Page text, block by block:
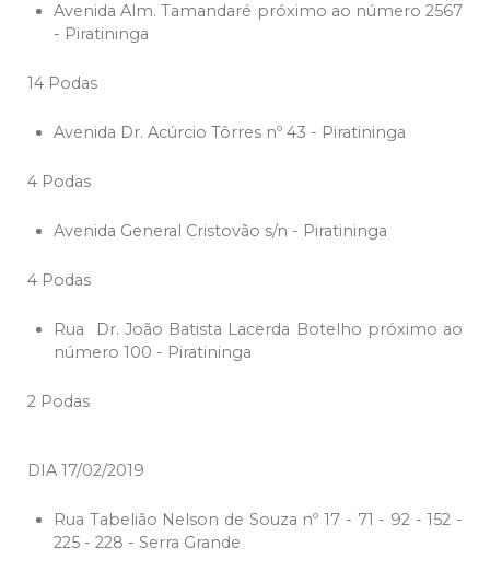
Avenida Alm. Tamandaré próximo ao número 2567
- Piratininga
14 Podas
Avenida Dr. Acúrcio Tôrres nº 43 - Piratininga
4 Podas
Avenida General Cristovão s/n - Piratininga
4 Podas
Rua Dr. João Batista Lacerda Botelho próximo ao
número 100 - Piratininga
2 Podas
DIA 17/02/2019
Rua Tabelião Nelson de Souza nº 17 - 71 - 92 - 152 -
225 - 228 - Serra Grande